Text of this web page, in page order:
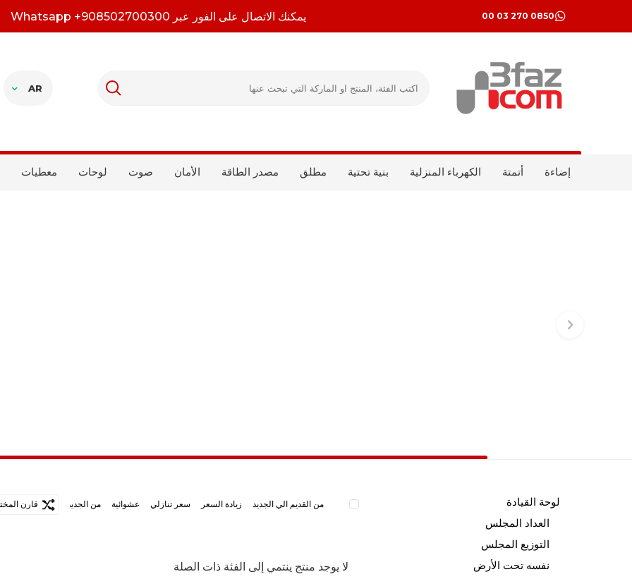
0850 270 03 00 يمكنك الاتصال على الفور عبر Whatsapp +908502700300
AR
إضاءة أتمتة الكهرباء المنزلية بنية تحتية مطلق مصدر الطاقة الأمان صوت لوحات معطيات
لوحة القيادة
العداد المجلس
التوزيع المجلس
نفسه تحت الأرض
من القديم الي الجديد زيادة السعر سعر تنازلي عشوائية من الجديد الي الاقدمقارن
لا يوجد منتج ينتمي إلى الفئة ذات الصلة